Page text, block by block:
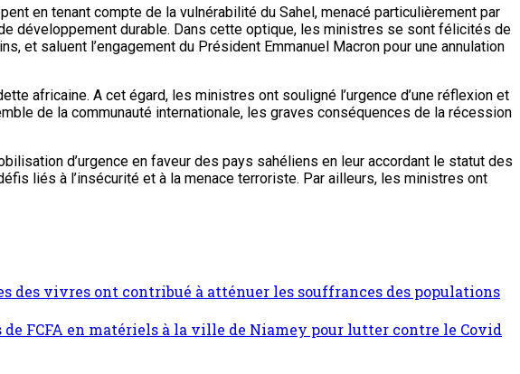
en tenant compte de la vulnérabilité du Sahel, menacé particulièrement par
développement durable. Dans cette optique, les ministres se sont félicités de
et saluent l’engagement du Président Emmanuel Macron pour une annulation
africaine. A cet égard, les ministres ont souligné l’urgence d’une réflexion et
de la communauté internationale, les graves conséquences de la récession
d’urgence en faveur des pays sahéliens en leur accordant le statut des
liés à l’insécurité et à la menace terroriste. Par ailleurs, les ministres ont
des vivres ont contribué à atténuer les souffrances des populations
de FCFA en matériels à la ville de Niamey pour lutter contre le Covid